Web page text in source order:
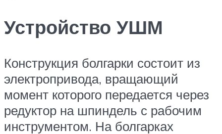
Устройство УШМ
Конструкция болгарки состоит из
электропривода, вращающий
момент которого передается через
редуктор на шпиндель с рабочим
инструментом. На болгарках